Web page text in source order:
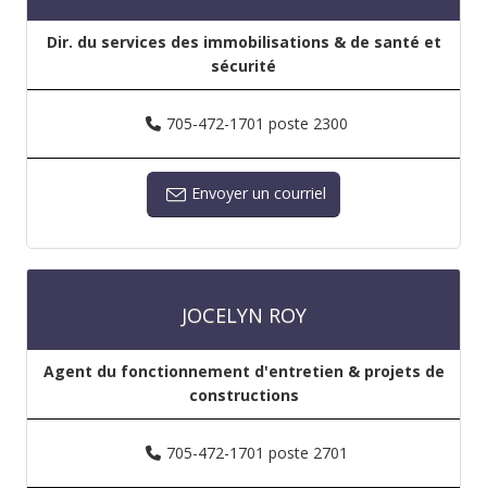
Dir. du services des immobilisations & de santé et
sécurité
705-472-1701 poste 2300
Envoyer un courriel
JOCELYN ROY
Agent du fonctionnement d'entretien & projets de
constructions
705-472-1701 poste 2701